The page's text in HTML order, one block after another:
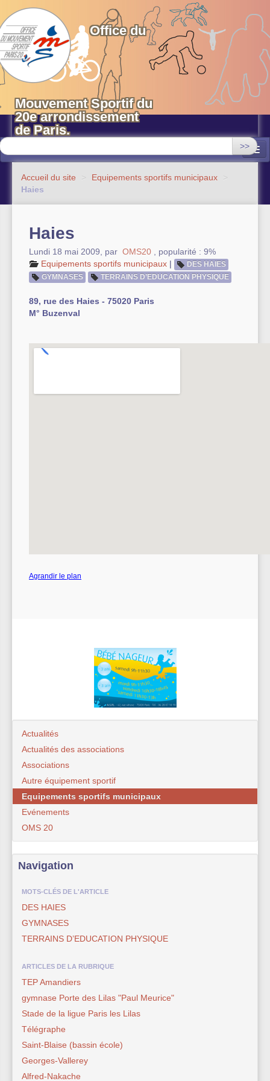
OMS 20 Paris
Office du
Mouvement Sportif du
20e arrondissement
de Paris.
>>
Equipements sportifs municipaux
Evénements
Actualités
Actualités des associations
Accueil du site > Equipements sportifs municipaux
>
Haies
Haies
Lundi 18 mai 2009 par OMS20
popularité : 9%
Equipements sportifs municipaux |
DES HAIES
GYMNASES
TERRAINS D’EDUCATION PHYSIQUE
89, rue des Haies - 75020 Paris
M° Buzenval
Agrandir le plan
Actualités
Actualités des associations
Associations
Autre équipement sportif
Equipements sportifs municipaux
Evénements
OMS 20
Navigation
MOTS-CLÉS DE L'ARTICLE
DES HAIES
GYMNASES
TERRAINS D’EDUCATION PHYSIQUE
ARTICLES DE LA RUBRIQUE
TEP Amandiers
gymnase Porte des Lilas "Paul Meurice"
Stade de la ligue Paris les Lilas
Télégraphe
Saint-Blaise (bassin école)
Georges-Vallerey
Alfred-Nakache